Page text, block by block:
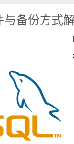
与备份方式